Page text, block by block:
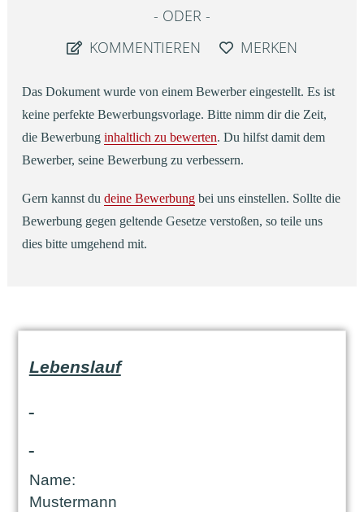
ODER
KOMMENTIEREN
MERKEN
Das Dokument wurde von einem Bewerber eingestellt. Es ist
keine perfekte Bewerbungsvorlage. Bitte nimm dir die Zeit,
die Bewerbunginhaltlich zu bewerten. Du hilfst damit dem
Bewerber, seine Bewerbung zu verbessern.
Gern kannst dudeine Bewerbung bei uns einstellen. Sollte die
Bewerbung gegen geltende Gesetze verstoßen, so teile uns
dies bitte umgehend mit.
Lebenslauf
Name:
Mustermann